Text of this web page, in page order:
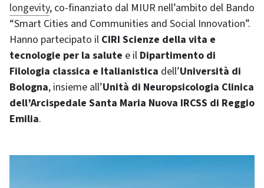
longevity, co-finanziato dal MIUR nell’ambito del Bando
“Smart Cities and Communities and Social Innovation”.
Hanno partecipato il CIRI Scienze della vita e
tecnologie per la salute e il Dipartimento di
Filologia classica e Italianistica dell’Università di
Bologna, insieme all’Unità di Neuropsicologia Clinica
dell’Arcispedale Santa Maria Nuova IRCSS di Reggio
Emilia.